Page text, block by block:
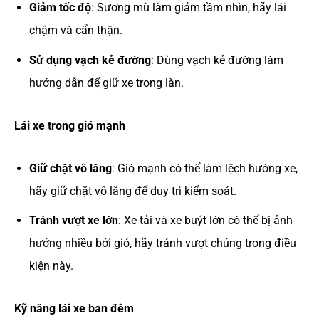
Giảm tốc độ: Sương mù làm giảm tầm nhìn, hãy lái
chậm và cẩn thận.
Sử dụng vạch kẻ đường: Dùng vạch kẻ đường làm
hướng dẫn để giữ xe trong làn.
Lái xe trong gió mạnh
Giữ chặt vô lăng: Gió mạnh có thể làm lệch hướng xe,
hãy giữ chặt vô lăng để duy trì kiểm soát.
Tránh vượt xe lớn: Xe tải và xe buýt lớn có thể bị ảnh
hưởng nhiều bởi gió, hãy tránh vượt chúng trong điều
kiện này.
Kỹ năng lái xe ban đêm